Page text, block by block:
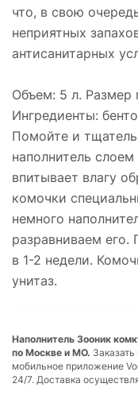
что, в свою
неприятных
антисанитарных
Объем: 5 л. Размер
Ингредиенты:
Помойте и
наполнитель
впитывает влагу
комочки
немного
разравниваем
в 1-2 недели.
унитаз.
Наполнитель Зооник
по Москве и МО.
мобильное приложение
24/7. Доставка